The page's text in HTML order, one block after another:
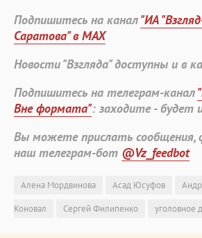
Подпишитесь на канал"ИА
Саратова" в MAX
Новости "Взгляда" доступны и в
Подпишитесь на телеграм-канал
Вне формата": заходите - будет
Вы можете прислать сообщения,
наш телеграм-бот @Vz_feedbot
Алена Мордвинова Асад Юсуфов
Коновал
Сергей Филипенко уголовное